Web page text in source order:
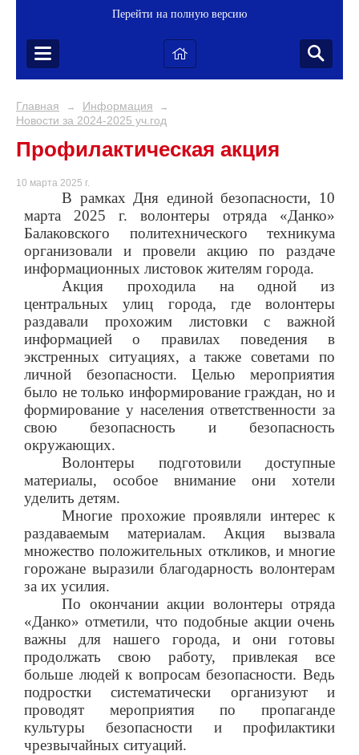
Перейти на полную версию
Главная → Информация →
Новости за 2024-2025 уч.год
Профилактическая акция
10 марта 2025 г.
В рамках Дня единой безопасности, 10
марта 2025 г. волонтеры отряда «Данко»
Балаковского политехнического техникума
организовали и провели акцию по раздаче
информационных листовок жителям города.
Акция проходила на одной из
центральных улиц города, где волонтеры
раздавали прохожим листовки с важной
информацией о правилах поведения в
экстренных ситуациях, а также советами по
личной безопасности. Целью мероприятия
было не только информирование граждан, но и
формирование у населения ответственности за
свою безопасность и безопасность
окружающих.
Волонтеры подготовили доступные
материалы, особое внимание они хотели
уделить детям.
Многие прохожие проявляли интерес к
раздаваемым материалам. Акция вызвала
множество положительных откликов, и многие
горожане выразили благодарность волонтерам
за их усилия.
По окончании акции волонтеры отряда
«Данко» отметили, что подобные акции очень
важны для нашего города, и они готовы
продолжать свою работу, привлекая все
больше людей к вопросам безопасности. Ведь
подростки систематически организуют и
проводят мероприятия по пропаганде
культуры безопасности и профилактики
чрезвычайных ситуаций.